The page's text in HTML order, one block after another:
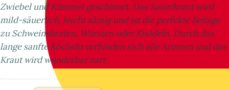
Zwiebel und Kümmel geschmort. Das Sauerkraut wird
mild-säuerlich, leicht sämig und ist die perfekte Beilage
zu Schweinsbraten, Würsten oder Knödeln. Durch das
lange sanfte Köcheln verbinden sich alle Aromen und das
Kraut wird wunderbar zart.